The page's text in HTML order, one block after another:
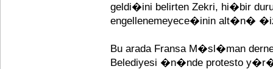
geldi�ini belirten Zekri, hi�bir
engellenemeyece�inin alt�n�
Bu arada Fransa M�sl�man
Belediyesi �n�nde protesto